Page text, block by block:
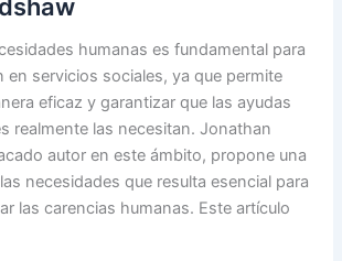
humanas es fundamental para
en servicios sociales, ya que permite
eficaz y garantizar que las ayudas
realmente las necesitan. Jonathan
autor en este ámbito, propone una
necesidades que resulta esencial para
las carencias humanas. Este artículo